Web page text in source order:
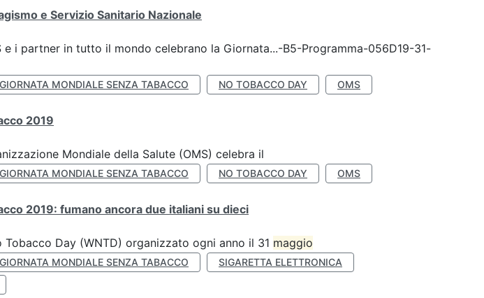
e Servizio Sanitario Nazionale
e i partner in tutto il mondo celebrano la Giornata...-B5-Programma-056D19-31-
GIORNATA MONDIALE SENZA TABACCO NO TOBACCO DAY OMS
2019
Mondiale della Salute (OMS) celebra il
GIORNATA MONDIALE SENZA TABACCO NO TOBACCO DAY OMS
2019: fumano ancora due italiani su dieci
Tobacco Day (WNTD) organizzato ogni anno il 31 maggio
GIORNATA MONDIALE SENZA TABACCO
SIGARETTA ELETTRONICA